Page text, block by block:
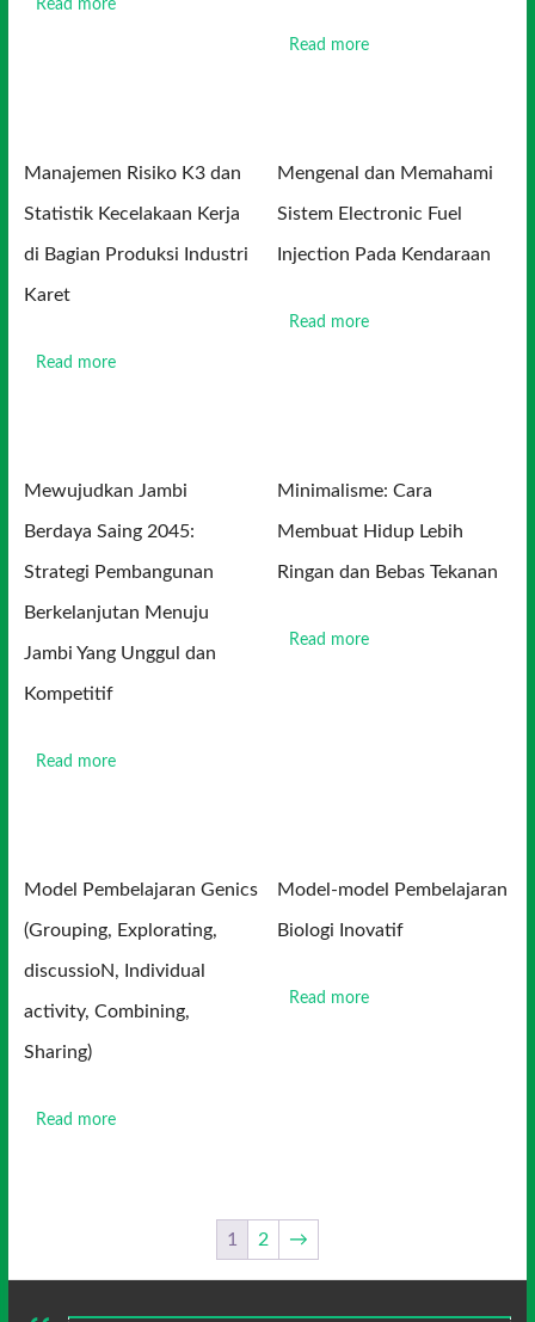
Read more
Read more
Manajemen Risiko K3 dan
Statistik Kecelakaan Kerja
di Bagian Produksi Industri
Karet
Read more
Mengenal dan Memahami
Sistem Electronic Fuel
Injection Pada Kendaraan
Read more
Mewujudkan Jambi
Berdaya Saing 2045:
Strategi Pembangunan
Berkelanjutan Menuju
Jambi Yang Unggul dan
Kompetitif
Read more
Minimalisme: Cara
Membuat Hidup Lebih
Ringan dan Bebas Tekanan
Read more
Model Pembelajaran Genics
(Grouping, Explorating,
discussioN, Individual
activity, Combining,
Sharing)
Read more
Model-model Pembelajaran
Biologi Inovatif
Read more
1 2 →